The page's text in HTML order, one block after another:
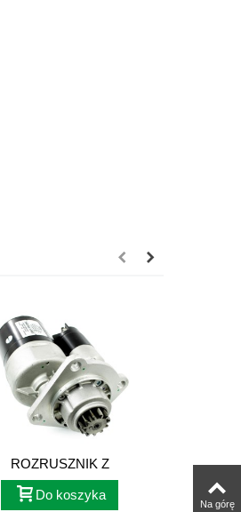
ROZRUSZNIK Z
REDUKTOREM 11z...
Do koszyka
Na górę